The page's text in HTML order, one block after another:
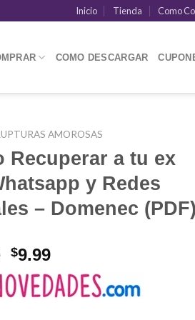
Inicio Tienda Como
COMO DESCARGAR
AMOROSAS
Recuperar a tu ex
y Redes
– Domenec
El
precio
original
era:
$9.99El
precio
actual
es: